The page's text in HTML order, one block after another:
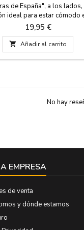
de España", a los lados,
ideal para estar cómodo
toros, en el estadio de
Tiene el revés en polipiel
el asa de cuero y
en agua fría y te
calidad en los materiales.
Precio
19,95 €
 Añadir al carrito
No hay
EMPRESA
de venta
y dónde estamos